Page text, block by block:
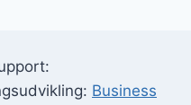
Business